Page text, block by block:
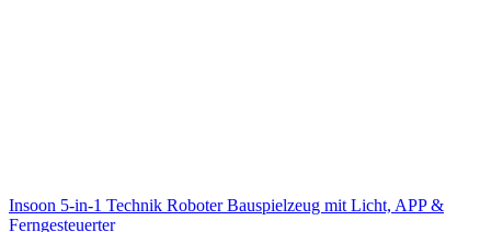
Insoon 5-in-1 Technik Roboter Bauspielzeug mit Licht, APP &
Ferngesteuerter